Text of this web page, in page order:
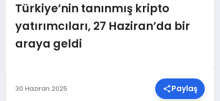
MAGAZIN
SAĞLIK
Türkiye’nin tanınmış kripto
yatırımcıları, 27 Haziran’da bir
araya geldi
30 Haziran 2025 Paylaş